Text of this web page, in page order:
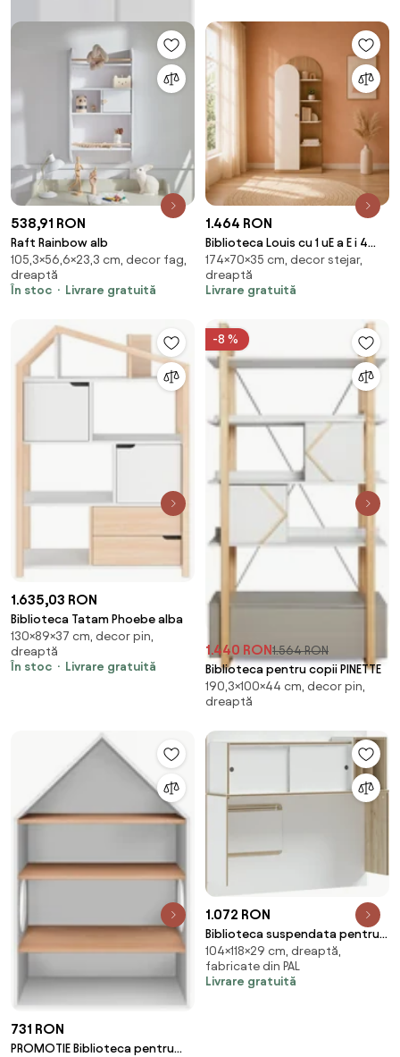
538,91 RON
Raft Rainbow alb
105,3×56,6×23,3 cm, decor fag,
dreaptă
În stoc
Livrare gratuită
1.464 RON
Biblioteca Louis cu 1 uE a E i 4
rafturi , design scandinav,
70x35x174 cm
174×70×35 cm, decor stejar,
dreaptă
Livrare gratuită
1.635,03 RON
Biblioteca Tatam Phoebe alba
130×89×37 cm, decor pin,
dreaptă
În stoc
Livrare gratuită
-8 %
1.440 RON1.564 RON
Biblioteca pentru copii PINETTE
190,3×100×44 cm, decor pin,
dreaptă
731 RON
PROMOTIE Biblioteca pentru
1.072 RON
Biblioteca suspendata pentru
adolescenti Colectia Modera
118x104x29 cm
104×118×29 cm, dreaptă,
fabricate din PAL
Livrare gratuită